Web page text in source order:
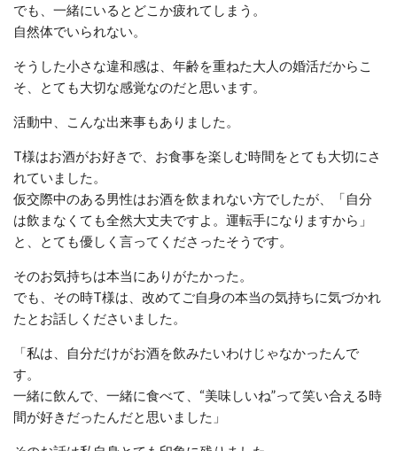
でも、一緒にいるとどこか疲れてしまう。
自然体でいられない。
そうした小さな違和感は、年齢を重ねた大人の婚活だからこ
そ、とても大切な感覚なのだと思います。
活動中、こんな出来事もありました。
T様はお酒がお好きで、お食事を楽しむ時間をとても大切にさ
れていました。
仮交際中のある男性はお酒を飲まれない方でしたが、「自分
は飲まなくても全然大丈夫ですよ。運転手になりますから」
と、とても優しく言ってくださったそうです。
そのお気持ちは本当にありがたかった。
でも、その時T様は、改めてご自身の本当の気持ちに気づかれ
たとお話しくださいました。
「私は、自分だけがお酒を飲みたいわけじゃなかったんで
す。
一緒に飲んで、一緒に食べて、“美味しいね”って笑い合える時
間が好きだったんだと思いました」